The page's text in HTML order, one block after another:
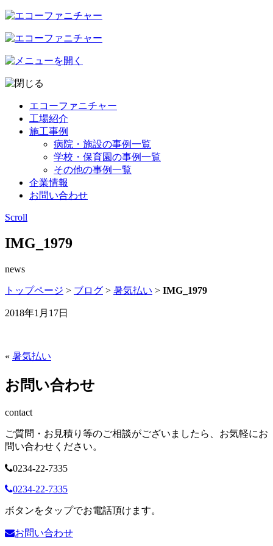
エコーファニチャー
工場紹介
施工事例
病院・施設の事例一覧
学校・保育園の事例一覧
その他の事例一覧
企業情報
お問い合わせ
Scroll
IMG_1979
news
トップページ > ブログ > 暑気払い > IMG_1979
2018年1月17日
« 暑気払い
お問い合わせ
contact
ご質問・お見積り等のご相談がございましたら、お気軽にお
問い合わせください。
0234-22-7335
0234-22-7335
ボタンをタップでお電話頂けます。
お問い合わせ